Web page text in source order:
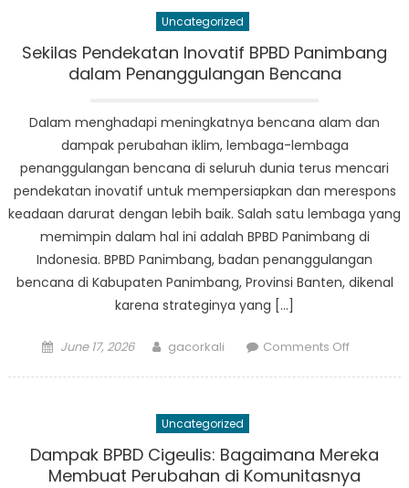
BPBD
Carita
Bencana
Uncategorized
Sekilas Pendekatan Inovatif BPBD Panimbang
dalam Penanggulangan Bencana
Dalam menghadapi meningkatnya bencana alam dan
dampak perubahan iklim, lembaga-lembaga
penanggulangan bencana di seluruh dunia terus mencari
pendekatan inovatif untuk mempersiapkan dan merespons
keadaan darurat dengan lebih baik. Salah satu lembaga yang
memimpin dalam hal ini adalah BPBD Panimbang di
Indonesia. BPBD Panimbang, badan penanggulangan
bencana di Kabupaten Panimbang, Provinsi Banten, dikenal
karena strateginya yang […]
Posted
June 17, 2026 Author
gacorkali Comments Offon
dalam
Uncategorized
Dampak BPBD Cigeulis: Bagaimana Mereka
Membuat Perubahan di Komunitasnya